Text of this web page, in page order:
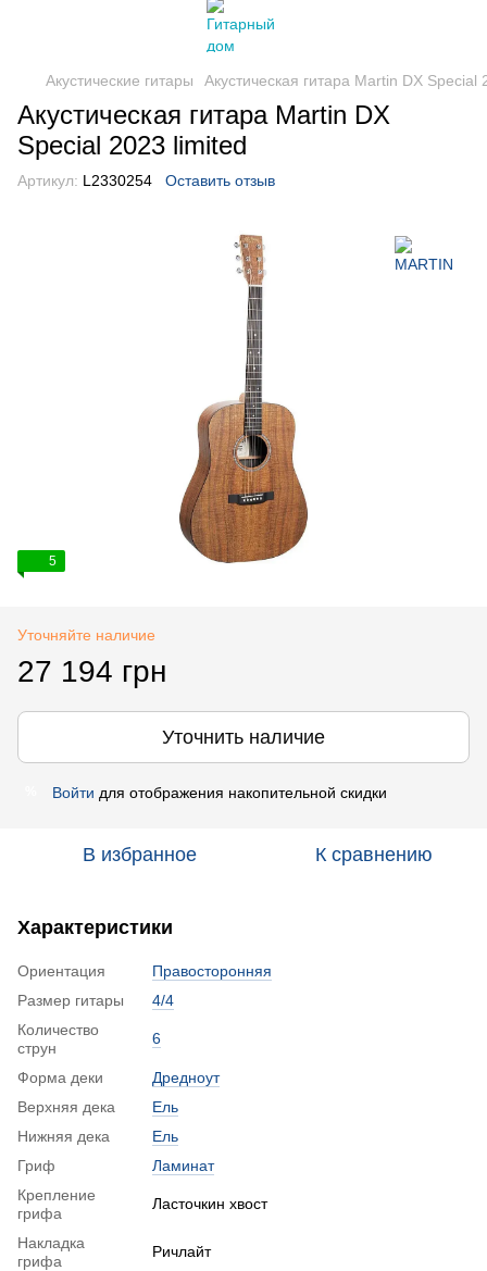
Акустические гитары Акустическая гитара Martin DX Special
Акустическая гитара Martin DX
Special 2023 limited
Артикул: L2330254 Оставить отзыв
5
Уточняйте наличие
27 194 грн
Уточнить наличие
Войти для отображения накопительной скидки
В избранное К сравнению
Характеристики
Ориентация
Правосторонняя
Размер гитары
4/4
Количество
струн
6
Форма деки
Дредноут
Верхняя дека
Ель
Нижняя дека
Ель
Гриф
Ламинат
Крепление
грифа
Ласточкин хвост
Накладка
грифа
Ричлайт